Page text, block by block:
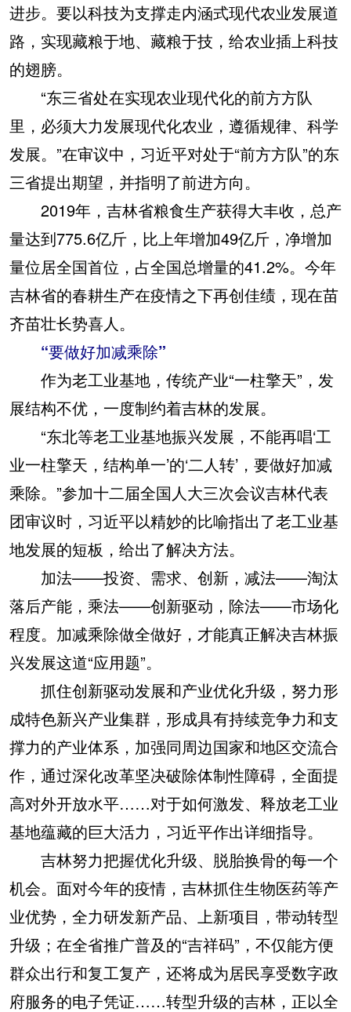
进步。要以科技为支撑走内涵式现代农业发展道
路，实现藏粮于地、藏粮于技，给农业插上科技
的翅膀。
“东三省处在实现农业现代化的前方方队
里，必须大力发展现代化农业，遵循规律、科学
发展。”在审议中，习近平对处于“前方方队”的东
三省提出期望，并指明了前进方向。
2019年，吉林省粮食生产获得大丰收，总产
量达到775.6亿斤，比上年增加49亿斤，净增加
量位居全国首位，占全国总增量的41.2%。今年
吉林省的春耕生产在疫情之下再创佳绩，现在苗
齐苗壮长势喜人。
“要做好加减乘除”
作为老工业基地，传统产业“一柱擎天”，发
展结构不优，一度制约着吉林的发展。
“东北等老工业基地振兴发展，不能再唱‘工
业一柱擎天，结构单一’的‘二人转’，要做好加减
乘除。”参加十二届全国人大三次会议吉林代表
团审议时，习近平以精妙的比喻指出了老工业基
地发展的短板，给出了解决方法。
加法——投资、需求、创新，减法——淘汰
落后产能，乘法——创新驱动，除法——市场化
程度。加减乘除做全做好，才能真正解决吉林振
兴发展这道“应用题”。
抓住创新驱动发展和产业优化升级，努力形
成特色新兴产业集群，形成具有持续竞争力和支
撑力的产业体系，加强同周边国家和地区交流合
作，通过深化改革坚决破除体制性障碍，全面提
高对外开放水平……对于如何激发、释放老工业
基地蕴藏的巨大活力，习近平作出详细指导。
吉林努力把握优化升级、脱胎换骨的每一个
机会。面对今年的疫情，吉林抓住生物医药等产
业优势，全力研发新产品、上新项目，带动转型
升级；在全省推广普及的“吉祥码”，不仅能方便
群众出行和复工复产，还将成为居民享受数字政
府服务的电子凭证……转型升级的吉林，正以全